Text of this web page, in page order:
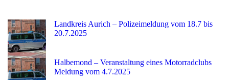
Landkreis Aurich – Polizeimeldung vom 18.7 bis
20.7.2025
Halbemond – Veranstaltung eines Motorradclubs
Meldung vom 4.7.2025